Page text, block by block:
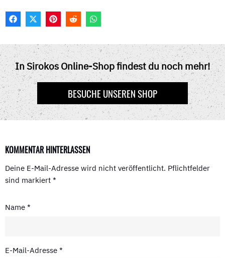
F
E
B
O
O
K
W
I
T
T
E
R
P
T
E
R
E
S
R
D
I
T
T
S
A
P
P
In Sirokos Online-Shop findest du noch mehr!
BESUCHE UNSEREN SHOP
KOMMENTAR HINTERLASSEN
Deine E-Mail-Adresse wird nicht veröffentlicht. Pflichtfelder
sind markiert *
Name *
E-Mail-Adresse *